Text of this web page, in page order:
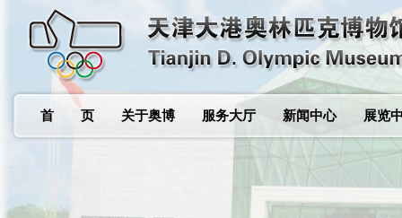
首 页 关于奥博 服务大厅 新闻中心 展览